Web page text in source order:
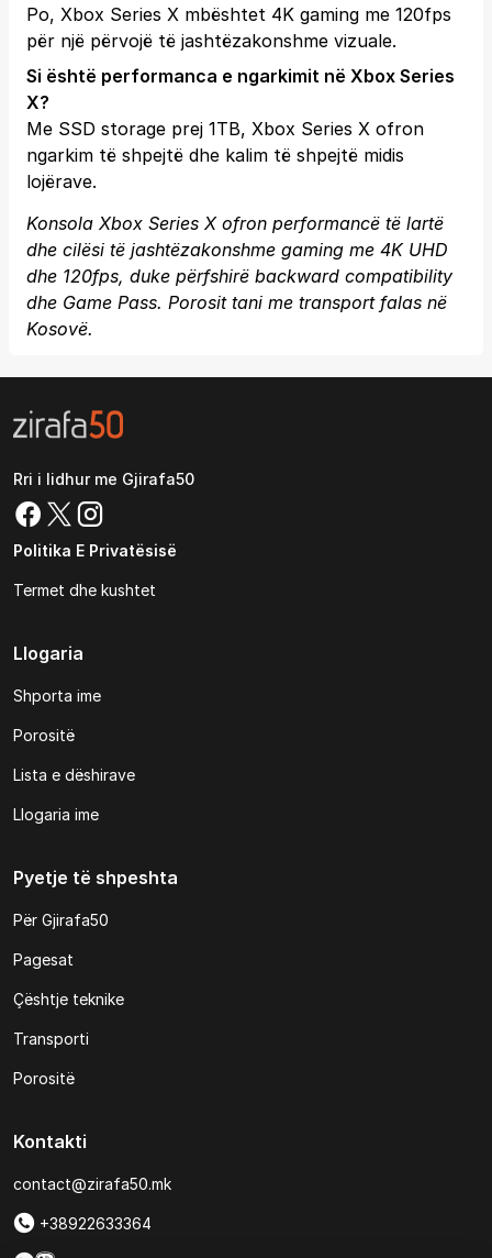
Po, Xbox Series X mbështet 4K gaming me 120fps
për një përvojë të jashtëzakonshme vizuale.
Si është performanca e ngarkimit në Xbox Series
X?
Me SSD storage prej 1TB, Xbox Series X ofron
ngarkim të shpejtë dhe kalim të shpejtë midis
lojërave.
Konsola Xbox Series X ofron performancë të lartë
dhe cilësi të jashtëzakonshme gaming me 4K UHD
dhe 120fps, duke përfshirë backward compatibility
dhe Game Pass. Porosit tani me transport falas në
Kosovë.
Rri i lidhur me Gjirafa50
Politika E Privatësisë
Termet dhe kushtet
Llogaria
Shporta ime
Porositë
Lista e dëshirave
Llogaria ime
Pyetje të shpeshta
Për Gjirafa50
Pagesat
Çështje teknike
Transporti
Porositë
Kontakti
contact@zirafa50.mk
+38922633364